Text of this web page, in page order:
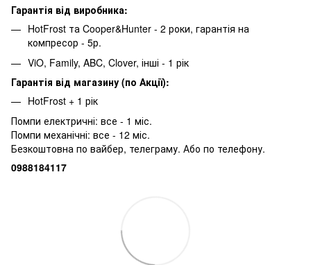
Гарантія від виробника:
HotFrost та Cooper&Hunter - 2 роки, гарантія на
компресор - 5р.
ViO, Family, ABC, Clover, інші - 1 рік
Гарантія від магазину (по Акції):
HotFrost + 1 рік
Помпи електричні: все - 1 міс.
Помпи механічні: все - 12 міс.
Безкоштовна по вайбер, телеграму. Або по телефону.
0988184117